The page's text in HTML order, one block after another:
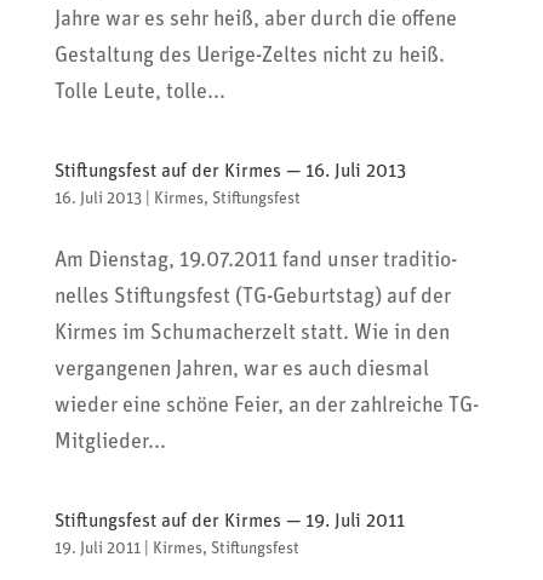
Jahre war es sehr heiß, aber durch die offene
Gestal­tung des Uerige-Zeltes nicht zu heiß.
Tolle Leute, tolle...
Stiftungsfest auf der Kirmes — 16. Juli 2013
16. Juli 2013| Kirmes, Stiftungsfest
Am Dienstag, 19.07.2011 fand unser tradi­tio­
nelles Stif­tungs­fest (TG-Geburtstag) auf der
Kirmes im Schu­ma­cher­zelt statt. Wie in den
vergan­genen Jahren, war es auch diesmal
wieder eine schöne Feier, an der zahl­reiche TG-
Mitglieder...
Stiftungsfest auf der Kirmes — 19. Juli 2011
19. Juli 2011| Kirmes, Stiftungsfest